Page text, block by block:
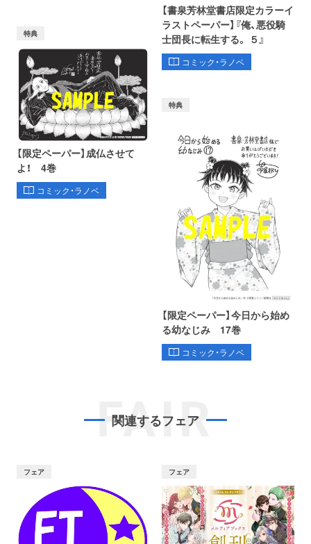
【書泉芳林堂書店限定カラーイ
ラストペーパー】『俺、悪役騎
士団長に転生する。 ５』
コミック・ラノベ
特典
【限定ペーパー】成仏させて
よ！ 4巻
コミック・ラノベ
特典
【限定ペーパー】今日から始め
る幼なじみ 17巻
コミック・ラノベ
FAIR
関連するフェア
フェア フェア